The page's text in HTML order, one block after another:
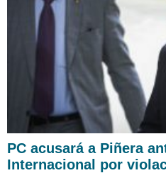
PC acusará a Piñera
Internacional por